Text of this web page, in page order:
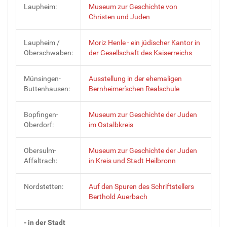
Laupheim:
Museum zur Geschichte von
Christen und Juden
Laupheim /
Oberschwaben:
Moriz Henle - ein jüdischer Kantor in
der Gesellschaft des Kaiserreichs
Münsingen-
Buttenhausen:
Ausstellung in der ehemaligen
Bernheimer'schen Realschule
Bopfingen-
Oberdorf:
Museum zur Geschichte der Juden
im Ostalbkreis
Obersulm-
Affaltrach:
Museum zur Geschichte der Juden
in Kreis und Stadt Heilbronn
Nordstetten:
Auf den Spuren des Schriftstellers
Berthold Auerbach
- in der Stadt